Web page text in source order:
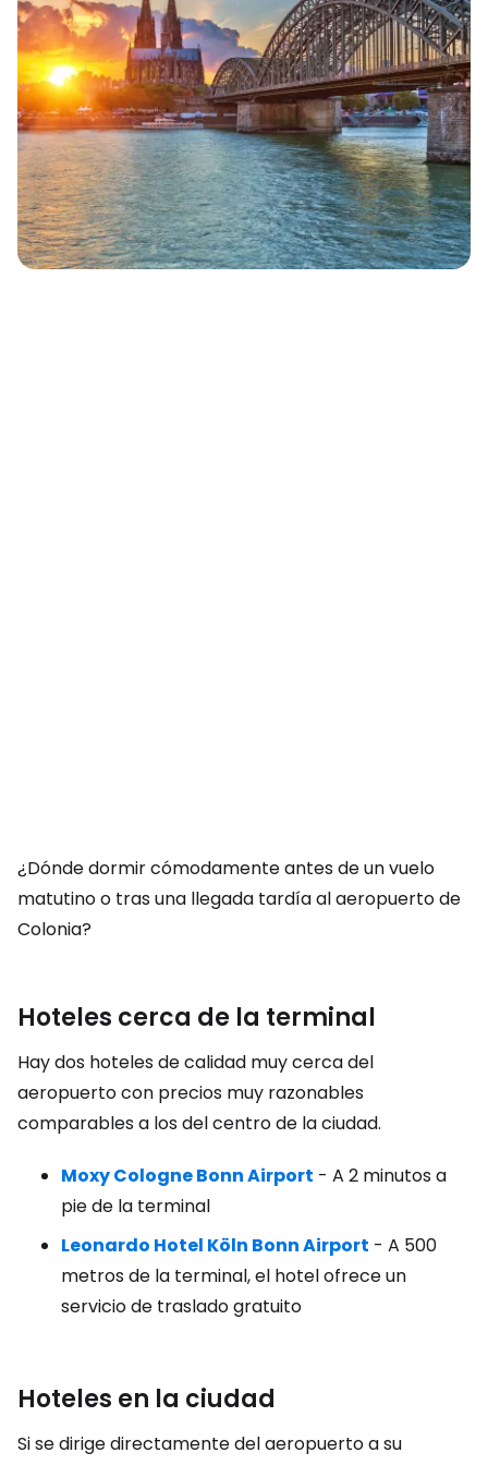
¿Dónde dormir cómodamente antes de un vuelo
matutino o tras una llegada tardía al aeropuerto de
Colonia?
Hoteles cerca de la terminal
Hay dos hoteles de calidad muy cerca del
aeropuerto con precios muy razonables
comparables a los del centro de la ciudad.
Moxy Cologne Bonn Airport - A 2 minutos a
pie de la terminal
Leonardo Hotel Köln Bonn Airport - A 500
metros de la terminal, el hotel ofrece un
servicio de traslado gratuito
Hoteles en la ciudad
Si se dirige directamente del aeropuerto a su